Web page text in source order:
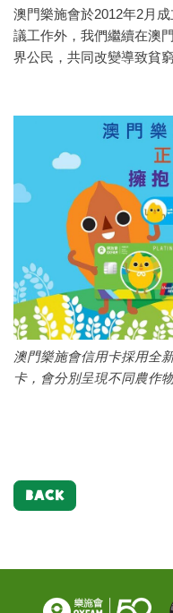
澳門樂施會於2012年2月
議工作外，我們繼續在澳
界公民，共同改變導致貧
澳門樂施會信用卡採用全
卡，會分別呈現不同農作
BACK